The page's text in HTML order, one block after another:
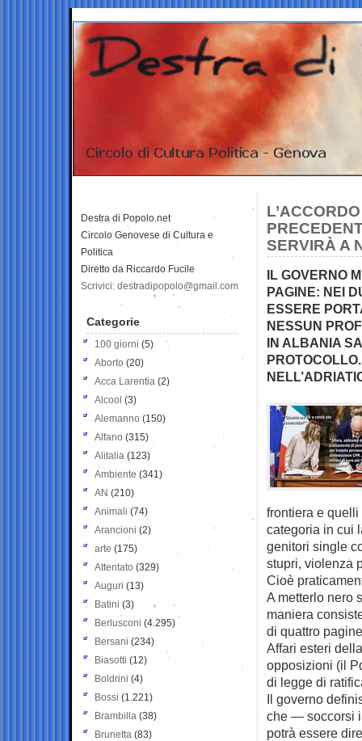
SERVIRÀ A
IL GOVERNO
PAGINE: NEI
ESSERE
NESSUN
IN ALBANIA
frontiera e
categoria in cui
genitori single
stupri, violenza
Cioè
A metterlo nero
maniera
di quattro
Affari esteri
opposizioni (il
di legge di
Il governo
che — soccorsi
potrà essere
Destra di Popolo.net
Circolo Genovese di Cultura e
Politica
Diretto da Riccardo Fucile
Scrivici: destradipopolo@gmail.com
Categorie
100 giorni (5)
Aborto (20)
Acca Larentia (2)
Alcool (3)
Alemanno (150)
Alfano (315)
Alitalia (123)
Ambiente (341)
AN (210)
Animali (74)
Arancioni (2)
arte (175)
Attentato (329)
Auguri (13)
Batini (3)
Berlusconi (4.295)
Bersani (234)
Biasotti (12)
Boldrini (4)
Bossi (1.221)
Brambilla (38)
Brunetta (83)